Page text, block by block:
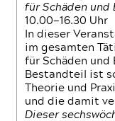
für Schäden und
10.00—16.30 Uhr
In dieser
im gesamten
für Schäden und
Bestandteil ist
Theorie und
und die damit
Dieser